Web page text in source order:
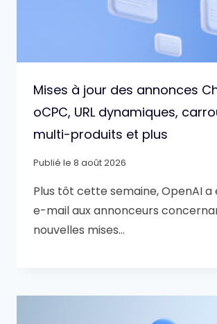
Mises à jour des annonces
oCPC, URL dynamiques,
multi-produits et plus
Publié le 8 août 2026
Plus tôt cette semaine, OpenAI a
e-mail aux annonceurs
nouvelles mises…